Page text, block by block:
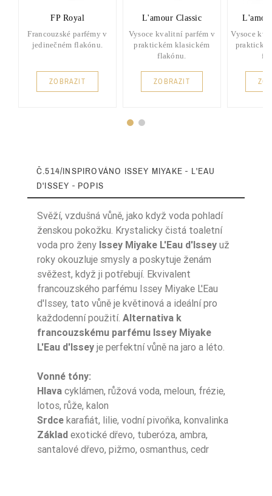
FP Royal
Francouzské parfémy v
jedinečném flakónu.
ZOBRAZIT
L'amour Classic
Vysoce kvalitní parfém v
praktickém klasickém
flakónu.
ZOBRAZIT
Vysoce
Č.514/INSPIROVÁNO ISSEY MIYAKE - L'EAU
D'ISSEY - POPIS
Svěží, vzdušná vůně, jako když voda pohladí
ženskou pokožku. Krystalicky čistá toaletní
voda pro ženy Issey Miyake L'Eau d'Issey už
roky okouzluje smysly a poskytuje ženám
svěžest, když ji potřebují. Ekvivalent
francouzského parfému Issey Miyake L'Eau
d'Issey, tato vůně je květinová a ideální pro
každodenní použití. Alternativa k
francouzskému parfému Issey Miyake
L'Eau d'Issey je perfektní vůně na jaro a léto.
Vonné tóny:
Hlava cyklámen, růžová voda, meloun, frézie,
lotos, růže, kalon
Srdce karafiát, lilie, vodní pivoňka, konvalinka
Základ exotické dřevo, tuberóza, ambra,
santalové dřevo, pižmo, osmanthus, cedr
Typ Zapachu Akwatyczne
Nuty Głowy frezja
Nuty Głowy lotos
Nuty Głowy woda różana
Nuty Głowy
Nuty Głowy melon
Nuty Głowy cyklamen
Nuty Głowy róża